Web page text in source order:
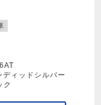
ディッドシルバー
ク